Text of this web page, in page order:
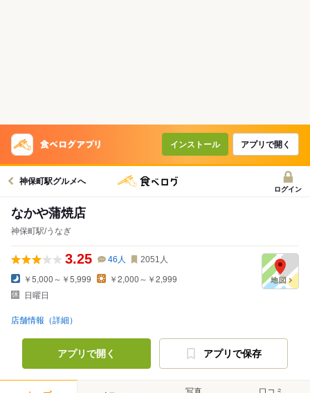
インストール アプリで開く
神保町駅グルメへ
ログイン
なかや蒲焼店
神保町駅/うなぎ
3.25 46 人 2051 人
￥5,000～￥5,999
￥2,000～￥2,999
日曜日
店舗情報（詳細）
アプリで開く アプリで保存